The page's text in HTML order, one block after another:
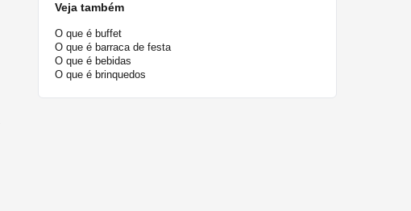
Veja também
O que é buffet
O que é barraca de festa
O que é bebidas
O que é brinquedos